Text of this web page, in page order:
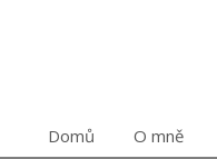
Domů O mně